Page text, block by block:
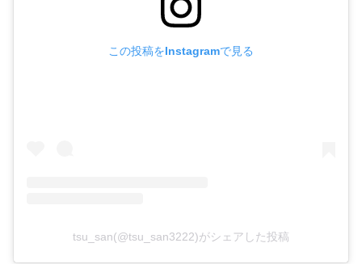
この投稿をInstagramで見る
tsu_san(@tsu_san3222)がシェアした投稿